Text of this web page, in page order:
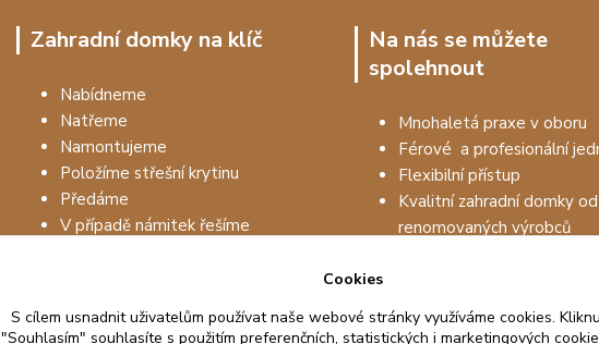
Zahradní domky na klíč
Nabídneme
Natřeme
Namontujeme
Položíme střešní krytinu
Předáme
V případě námitek řešíme
Na nás se můžete
spolehnout
Mnohaletá praxe v oboru
Férové a profesionální
Flexibilní přístup
Kvalitní zahradní domky od
renomovaných výrobců
Cookies
S cílem usnadnit uživatelům používat naše webové stránky využíváme cookies.
"Souhlasím" souhlasíte s použitím preferenčních, statistických i marketingových